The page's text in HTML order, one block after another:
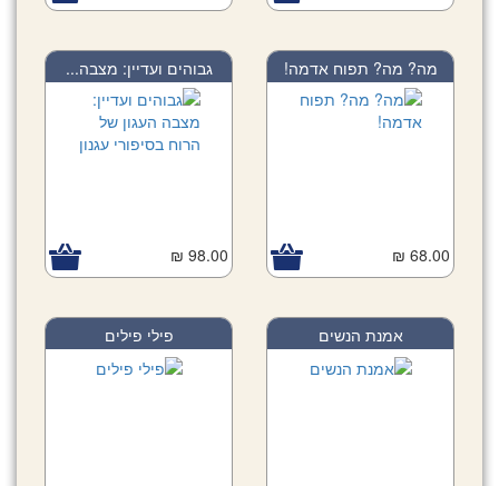
מה? מה? תפוח אדמה!
68.00 ₪
גבוהים ועדיין: מצבה...
98.00 ₪
אמנת הנשים פילי פילים